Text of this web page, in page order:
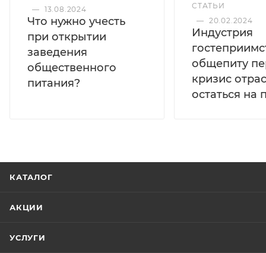
— 13.08.2024
Что нужно учесть
при открытии
заведения
общественного
питания?
СТАТЬИ
— 20.02.2024
Индустрия
общепиту
кризис
остаться на
КАТАЛОГ
АКЦИИ
УСЛУГИ